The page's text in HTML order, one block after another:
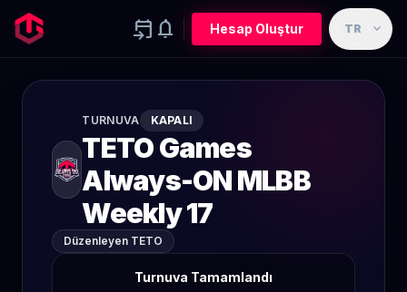
event_upcoming notifications Hesap Oluştur TR expand_more
TURNUVA KAPALI
TETO Games
Always-ON MLBB
Weekly 17
Düzenleyen TETO
Turnuva Tamamlandı